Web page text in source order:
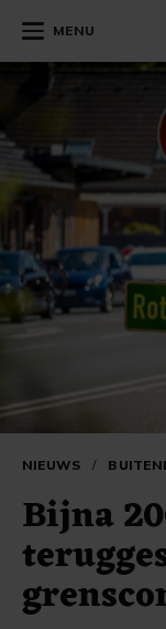
MENU
NIEUWS /
Bijna